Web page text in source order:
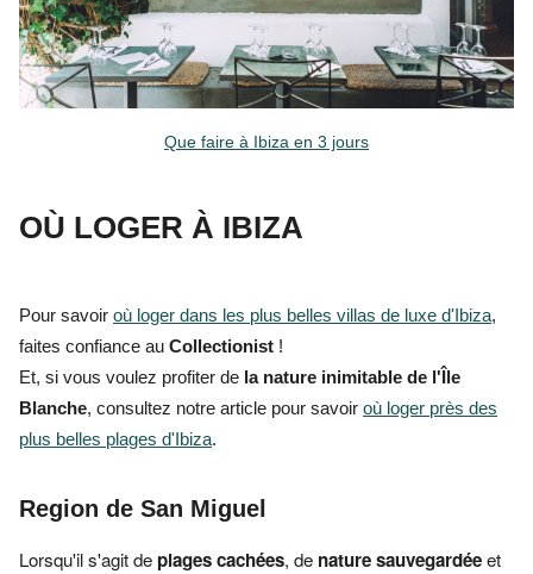
Que faire à Ibiza en 3 jours
OÙ LOGER À IBIZA
Pour savoir où loger dans les plus belles villas de luxe d'Ibiza,
faites confiance au Collectionist !
Et, si vous voulez profiter de la nature inimitable de l'Île
Blanche, consultez notre article pour savoir où loger près des
plus belles plages d'Ibiza.
Region de San Miguel
Lorsqu'il s'agit deplages cachées, de nature sauvegardéeet